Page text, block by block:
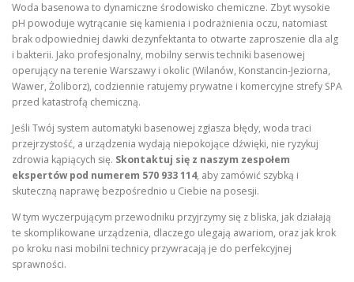
Woda basenowa to dynamiczne środowisko chemiczne. Zbyt wysokie
pH powoduje wytrącanie się kamienia i podrażnienia oczu, natomiast
brak odpowiedniej dawki dezynfektanta to otwarte zaproszenie dla alg
i bakterii. Jako profesjonalny, mobilny serwis techniki basenowej
operujący na terenie Warszawy i okolic (Wilanów, Konstancin-Jeziorna,
Wawer, Żoliborz), codziennie ratujemy prywatne i komercyjne strefy SPA
przed katastrofą chemiczną.
Jeśli Twój system automatyki basenowej zgłasza błędy, woda traci
przejrzystość, a urządzenia wydają niepokojące dźwięki, nie ryzykuj
zdrowia kąpiących się. Skontaktuj się z naszym zespołem
ekspertów pod numerem 570 933 114, aby zamówić szybką i
skuteczną naprawę bezpośrednio u Ciebie na posesji.
W tym wyczerpującym przewodniku przyjrzymy się z bliska, jak działają
te skomplikowane urządzenia, dlaczego ulegają awariom, oraz jak krok
po kroku nasi mobilni technicy przywracają je do perfekcyjnej
sprawności.